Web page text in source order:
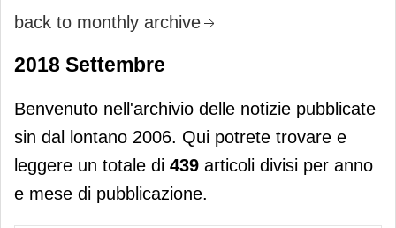
back to monthly archive
2018 Settembre
Benvenuto nell'archivio delle notizie pubblicate
sin dal lontano 2006. Qui potrete trovare e
leggere un totale di 439 articoli divisi per anno
e mese di pubblicazione.